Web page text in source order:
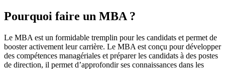
Pourquoi faire un MBA ?
Le MBA est un formidable tremplin pour les candidats et permet de
booster activement leur carrière. Le MBA est conçu pour développer
des compétences managériales et préparer les candidats à des postes
de direction, il permet d’approfondir ses connaissances dans les